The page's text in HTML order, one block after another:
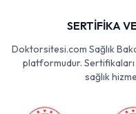
SERTİFİKA
Doktorsitesi.com Sağlık
platformudur. Sertifikaları
sağlık